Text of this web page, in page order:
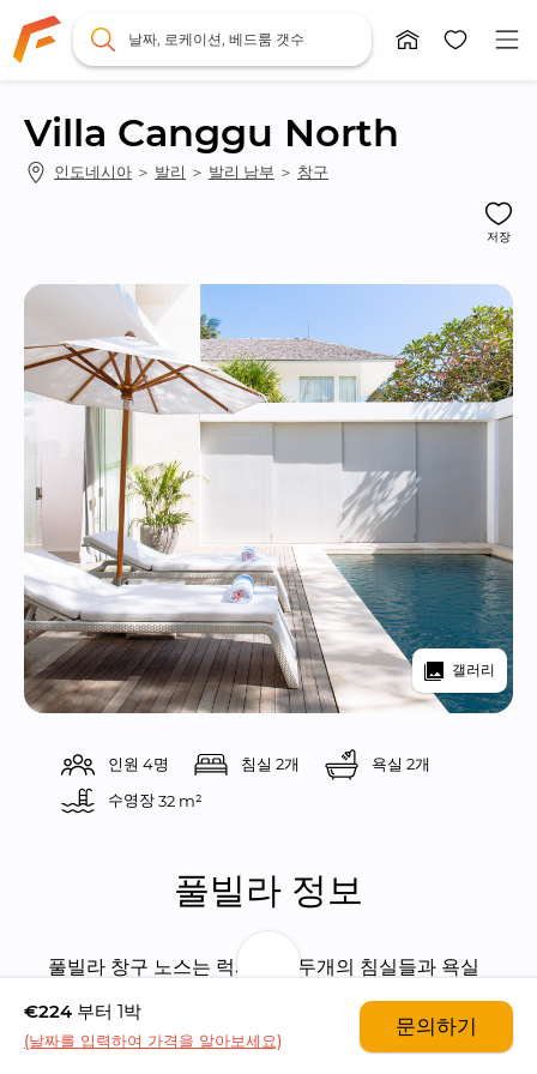
날짜, 로케이션, 베드룸 갯수
Villa Canggu North
인도네시아 ＞ 발리 ＞ 발리 남부 ＞ 창구
저장
갤러리
인원 4명 침실 2개
욕실 2개
수영장 32 m²
풀빌라 정보
풀빌라 창구 노스는 럭셔리한 두개의 침실들과 욕실
창구 지역은 최근 가장 핫하게 떠오르는 발리의 서퍼
€224 부터 1박
(날짜를 입력하여 가격을 알아보세요)
문의하기